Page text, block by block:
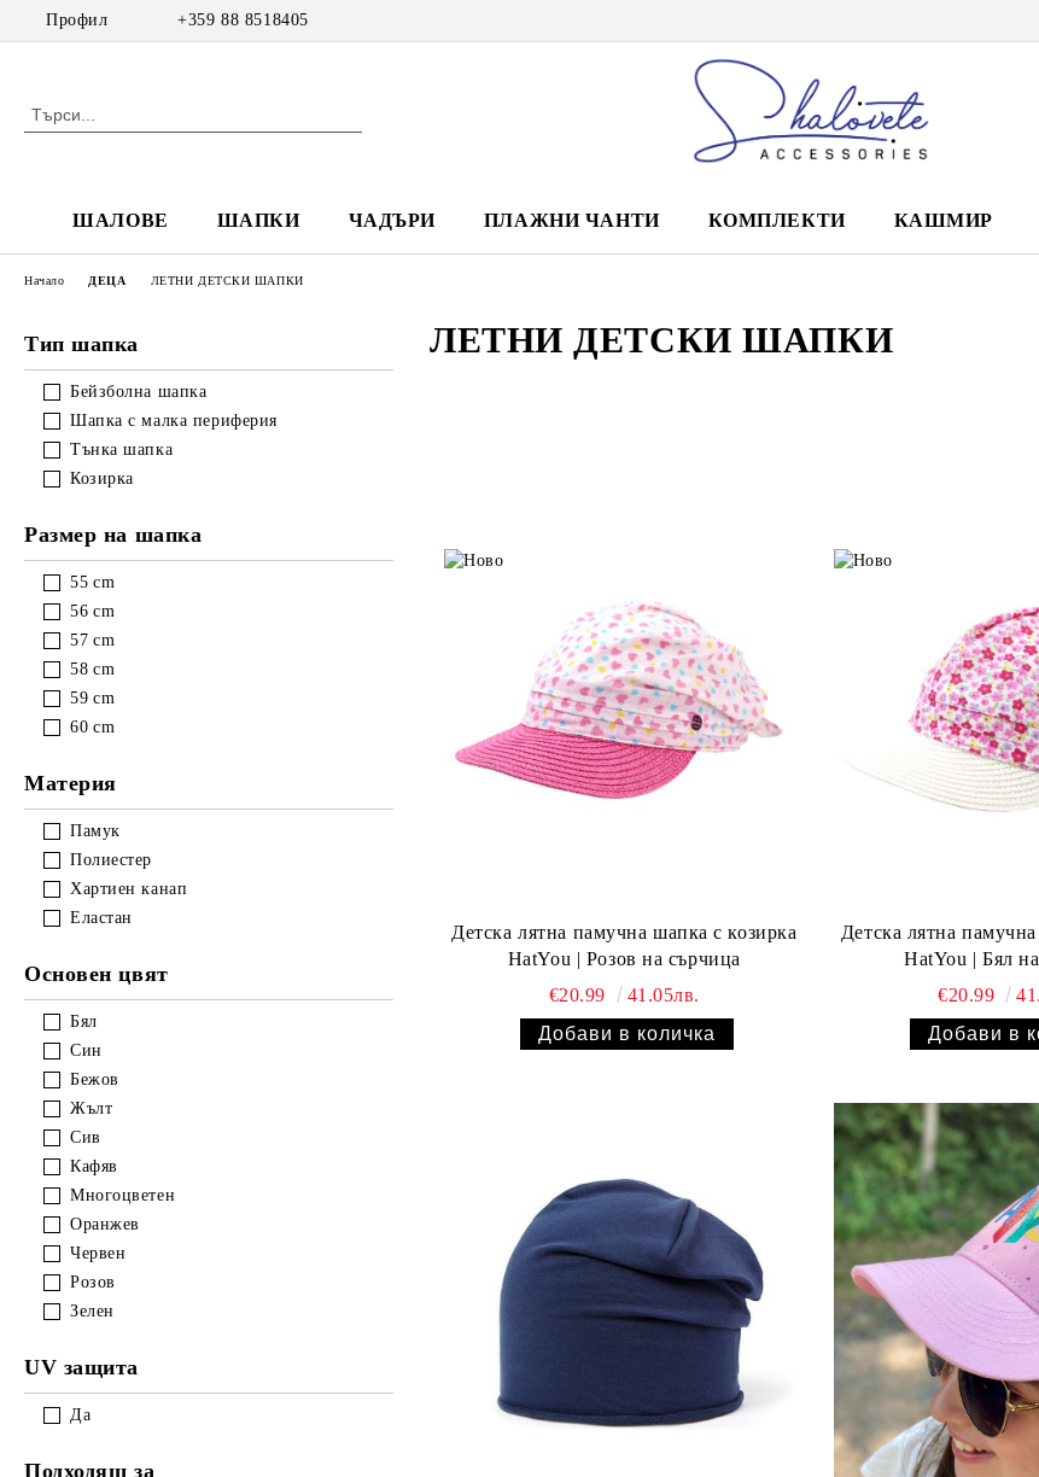
Профил +359 88 8518405
ШАЛОВЕ ШАПКИ ЧАДЪРИ ПЛАЖНИ ЧАНТИ КОМПЛЕКТИ КАШМИР
Тип шапка
Бейзболна шапка
Шапка с малка периферия
Тънка шапка
Козирка
Размер на шапка
55 cm
56 cm
57 cm
58 cm
59 cm
60 cm
Материя
Памук
Полиестер
Хартиен канап
Еластан
Основен цвят
Бял
Син
Бежов
Жълт
Сив
Кафяв
Многоцветен
Оранжев
Червен
Розов
Зелен
UV защита
Да
Подходящ за
Начало ДЕЦА ЛЕТНИ ДЕТСКИ ШАПКИ
ЛЕТНИ ДЕТСКИ ШАПКИ
Детска лятна памучна шапка с козирка
HatYou | Розов на сърчица
€20.99
41.05лв.
Детска лятна
HatYou | Бял
€20.99